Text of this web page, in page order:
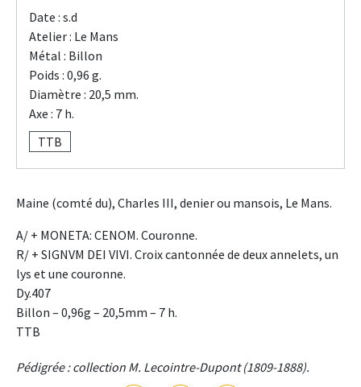
Date : s.d
Atelier : Le Mans
Métal : Billon
Poids : 0,96 g.
Diamètre : 20,5 mm.
Axe : 7 h.
TTB
Maine (comté du), Charles III, denier ou mansois, Le Mans.
A/ + MONETA: CENOM. Couronne.
R/ + SIGNVM DEI VIVI. Croix cantonnée de deux annelets, un
lys et une couronne.
Dy.407
Billon – 0,96g – 20,5mm – 7 h.
TTB
Pédigrée : collection M. Lecointre-Dupont (1809-1888).